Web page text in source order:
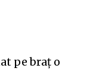
pe braț o